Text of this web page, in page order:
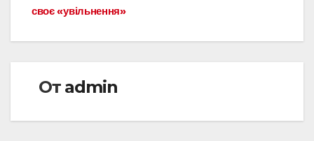
своє «увільнення»
От admin